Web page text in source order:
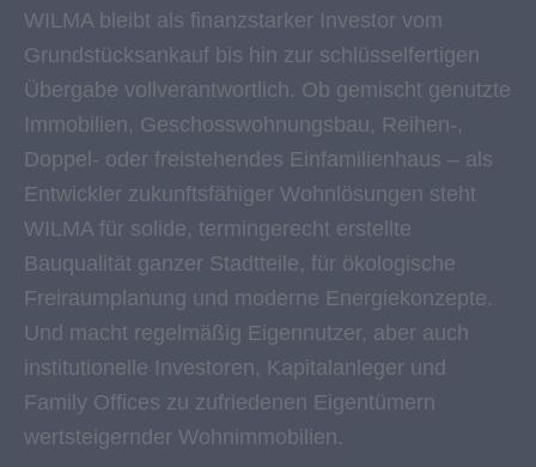
WILMA bleibt als finanzstarker Investor vom
Grundstücksankauf bis hin zur schlüsselfertigen
Übergabe vollverantwortlich. Ob gemischt genutzte
Immobilien, Geschosswohnungsbau, Reihen-,
Doppel- oder freistehendes Einfamilienhaus – als
Entwickler zukunftsfähiger Wohnlösungen steht
WILMA für solide, termingerecht erstellte
Bauqualität ganzer Stadtteile, für ökologische
Freiraumplanung und moderne Energiekonzepte.
Und macht regelmäßig Eigennutzer, aber auch
institutionelle Investoren, Kapitalanleger und
Family Offices zu zufriedenen Eigentümern
wertsteigernder Wohnimmobilien.